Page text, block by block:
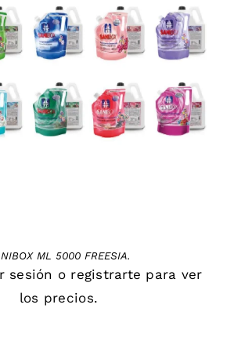
ML 5000 FREESIA.
sesión o registrarte para ver
los precios.